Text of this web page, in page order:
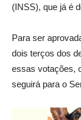
(INSS), que já é
Para ser
dois terços dos
essas votações,
seguirá para o